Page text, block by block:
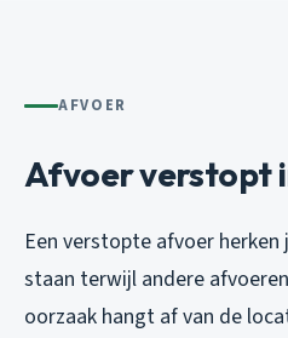
AFVOER
Afvoer verstopt
Een verstopte afvoer
staan terwijl andere
oorzaak hangt af van de